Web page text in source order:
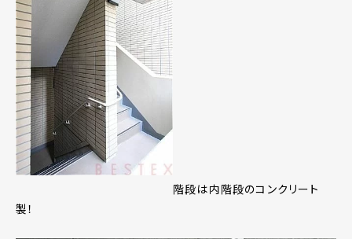
階段は内階段のコンクリート
製！